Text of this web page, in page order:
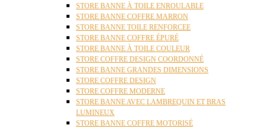
STORE BANNE À TOILE ENROULABLE
STORE BANNE COFFRE MARRON
STORE BANNE TOILE RENFORCEE
STORE BANNE COFFRE ÉPURÉ
STORE BANNE À TOILE COULEUR
STORE COFFRE DESIGN COORDONNÉ
STORE BANNE GRANDES DIMENSIONS
STORE COFFRE DESIGN
STORE COFFRE MODERNE
STORE BANNE AVEC LAMBREQUIN ET BRAS
LUMINEUX
STORE BANNE COFFRE MOTORISÉ